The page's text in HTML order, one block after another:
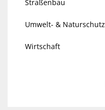
Straßenbau
Umwelt- & Naturschutz
Wirtschaft